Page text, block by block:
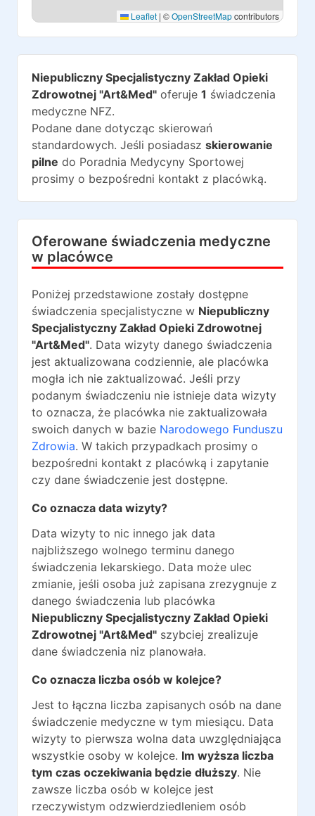
Leaflet | ©OpenStreetMapcontributors
Niepubliczny Specjalistyczny Zakład Opieki
Zdrowotnej "Art&Med" oferuje 1 świadczenia
medyczne NFZ.
Podane dane dotycząc skierowań
standardowych. Jeśli posiadasz skierowanie
pilne do Poradnia Medycyny Sportowej
prosimy o bezpośredni kontakt z placówką.
Oferowane świadczenia medyczne
w placówce
Poniżej przedstawione zostały dostępne
świadczenia specjalistyczne w Niepubliczny
Specjalistyczny Zakład Opieki Zdrowotnej
"Art&Med". Data wizyty danego świadczenia
jest aktualizowana codziennie, ale placówka
mogła ich nie zaktualizować. Jeśli przy
podanym świadczeniu nie istnieje data wizyty
to oznacza, że placówka nie zaktualizowała
swoich danych w bazie Narodowego Funduszu
Zdrowia. W takich przypadkach prosimy o
bezpośredni kontakt z placówką i zapytanie
czy dane świadczenie jest dostępne.
Co oznacza data wizyty?
Data wizyty to nic innego jak data
najbliższego wolnego terminu danego
świadczenia lekarskiego. Data może ulec
zmianie, jeśli osoba już zapisana zrezygnuje z
danego świadczenia lub placówka
Niepubliczny Specjalistyczny Zakład Opieki
Zdrowotnej "Art&Med" szybciej zrealizuje
dane świadczenia niz planowała.
Co oznacza liczba osób w kolejce?
Jest to łączna liczba zapisanych osób na dane
świadczenie medyczne w tym miesiącu. Data
wizyty to pierwsza wolna data uwzględniająca
wszystkie osoby w kolejce. Im wyższa liczba
tym czas oczekiwania będzie dłuższy. Nie
zawsze liczba osób w kolejce jest
rzeczywistym odzwierdziedleniem osób